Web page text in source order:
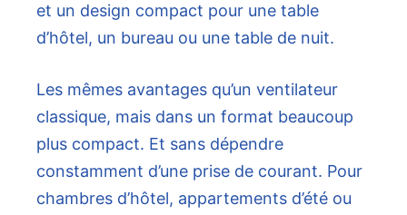
et un design compact pour une table
d’hôtel, un bureau ou une table de nuit.
Les mêmes avantages qu’un ventilateur
classique, mais dans un format beaucoup
plus compact. Et sans dépendre
constamment d’une prise de courant. Pour
chambres d’hôtel, appartements d’été ou